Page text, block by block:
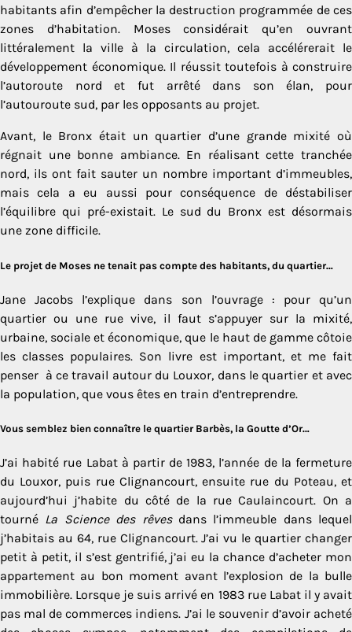
habitants afin d’empêcher la destruction programmée de ces
zones d’habitation. Moses considérait qu’en ouvrant
littéralement la ville à la circulation, cela accélérerait le
développement économique. Il réussit toutefois à construire
l’autoroute nord et fut arrêté dans son élan, pour
l’autouroute sud, par les opposants au projet.
Avant, le Bronx était un quartier d’une grande mixité où
régnait une bonne ambiance. En réalisant cette tranchée
nord, ils ont fait sauter un nombre important d’immeubles,
mais cela a eu aussi pour conséquence de déstabiliser
l’équilibre qui pré-existait. Le sud du Bronx est désormais
une zone difficile.
Le projet de Moses ne tenait pas compte des habitants, du quartier…
Jane Jacobs l’explique dans son l’ouvrage : pour qu’un
quartier ou une rue vive, il faut s’appuyer sur la mixité,
urbaine, sociale et économique, que le haut de gamme côtoie
les classes populaires. Son livre est important, et me fait
penser à ce travail autour du Louxor, dans le quartier et avec
la population, que vous êtes en train d’entreprendre.
Vous semblez bien connaître le quartier Barbès, la Goutte d’Or…
J’ai habité rue Labat à partir de 1983, l’année de la fermeture
du Louxor, puis rue Clignancourt, ensuite rue du Poteau, et
aujourd’hui j’habite du côté de la rue Caulaincourt. On a
tourné La Science des rêvesdans l’immeuble dans lequel
j’habitais au 64, rue Clignancourt. J’ai vu le quartier changer
petit à petit, il s’est gentrifié, j’ai eu la chance d’acheter mon
appartement au bon moment avant l’explosion de la bulle
immobilière. Lorsque je suis arrivé en 1983 rue Labat il y avait
pas mal de commerces indiens. J’ai le souvenir d’avoir acheté